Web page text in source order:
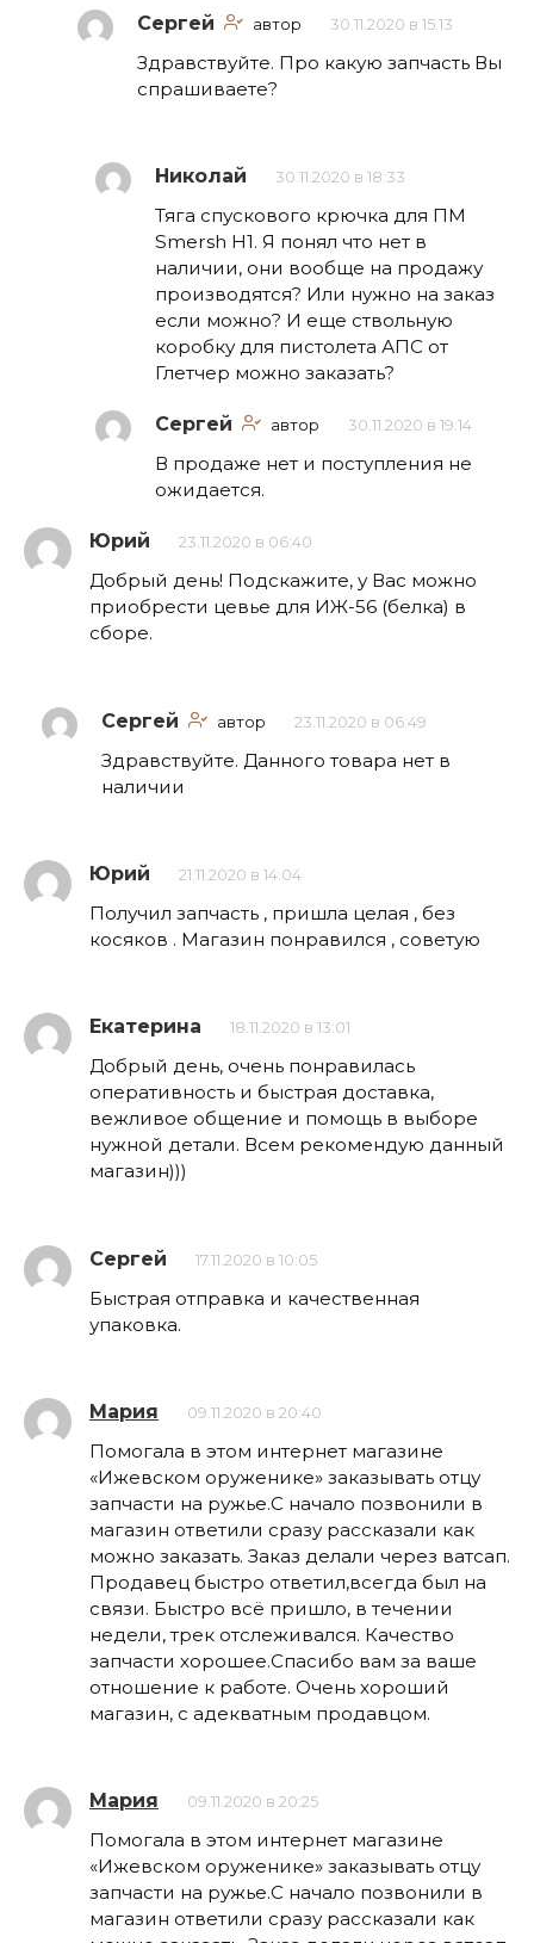
Сергей автор 30.11.2020 в 15:13
Здравствуйте. Про какую запчасть Вы
спрашиваете?
Николай 30.11.2020 в 18:33
Тяга спускового крючка для ПМ
Smersh H1. Я понял что нет в
наличии, они вообще на продажу
производятся? Или нужно на заказ
если можно? И еще ствольную
коробку для пистолета АПС от
Глетчер можно заказать?
Сергей автор 30.11.2020 в 19:14
В продаже нет и поступления не
ожидается.
Юрий 23.11.2020 в 06:40
Добрый день! Подскажите, у Вас можно
приобрести цевье для ИЖ-56 (белка) в
сборе.
Сергей автор 23.11.2020 в 06:49
Здравствуйте. Данного товара нет в
наличии
Юрий 21.11.2020 в 14:04
Получил запчасть , пришла целая , без
косяков . Магазин понравился , советую
Екатерина 18.11.2020 в 13:01
Добрый день, очень понравилась
оперативность и быстрая доставка,
вежливое общение и помощь в выборе
нужной детали. Всем рекомендую данный
магазин)))
Сергей 17.11.2020 в 10:05
Быстрая отправка и качественная
упаковка.
Мария 09.11.2020 в 20:40
Помогала в этом интернет магазине
«Ижевском оруженике» заказывать отцу
запчасти на ружье.С начало позвонили в
магазин ответили сразу рассказали как
можно заказать. Заказ делали через ватсап.
Продавец быстро ответил,всегда был на
связи. Быстро всё пришло, в течении
недели, трек отслеживался. Качество
запчасти хорошее.Спасибо вам за ваше
отношение к работе. Очень хороший
магазин, с адекватным продавцом.
Мария 09.11.2020 в 20:25
Помогала в этом интернет магазине
«Ижевском оруженике» заказывать отцу
запчасти на ружье.С начало позвонили в
магазин ответили сразу рассказали как